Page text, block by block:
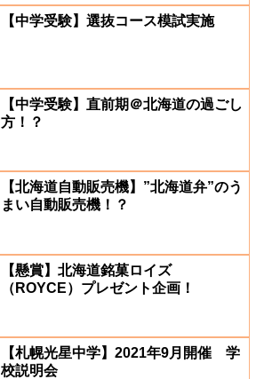
【中学受験】選抜コース模試実施
【中学受験】直前期＠北海道の過ごし
方！？
【北海道自動販売機】”北海道弁”のう
まい自動販売機！？
【懸賞】北海道銘菓ロイズ
（ROYCE）プレゼント企画！
【札幌光星中学】2021年9月開催 学
校説明会